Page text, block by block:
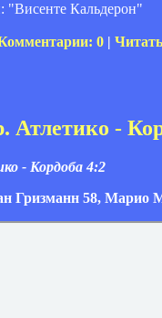
"Висенте Кальдерон"
0 |
Атлетико -
- Кордоба 4:2
Гризманн 58, Марио